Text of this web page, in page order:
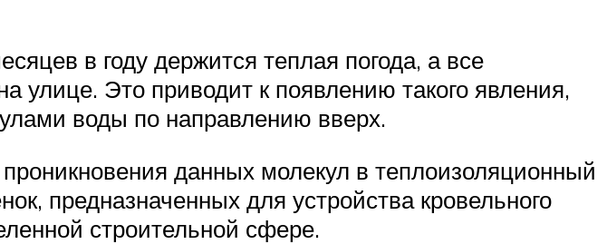
в году держится теплая погода, а все
Это приводит к появлению такого явления,
воды по направлению вверх.
данных молекул в теплоизоляционный
предназначенных для устройства кровельного
строительной сфере.